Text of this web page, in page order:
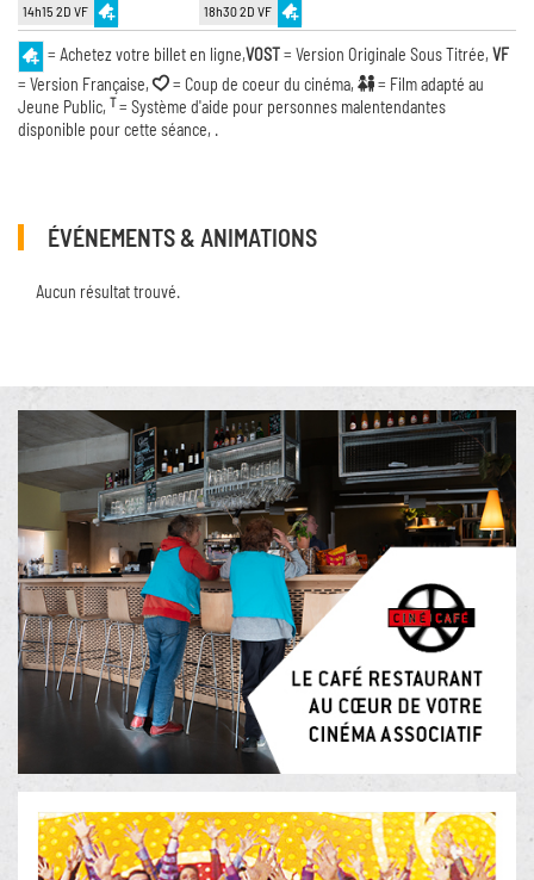
14h15 2D VF 18h30 2D VF
= Achetez votre billet en ligne,VOST= Version Originale Sous Titrée, VF
= Version Française,
= Coup de coeur du cinéma,
= Film adapté au
Jeune Public, T = Système d'aide pour personnes malentendantes
disponible pour cette séance, .
ÉVÉNEMENTS & ANIMATIONS
Aucun résultat trouvé.